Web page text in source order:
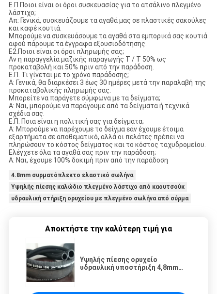
Ε.Π.Ποιοι είναι οι όροι συσκευασίας για το ατσάλινο πλεγμένο
λάστιχο;
Απ: Γενικά, συσκευάζουμε τα αγαθά μας σε πλαστικές σακούλες
και καφέ κουτιά.
Μπορούμε να συσκευάσουμε τα αγαθά στα εμπορικά σας κουτιά
αφού πάρουμε τα έγγραφα εξουσιοδότησης.
Ε2.Ποιοι είναι οι όροι πληρωμής σας;
Αν η παραγγελία μαζικής παραγωγής T / T 50% ως
προκαταβολή και 50% πριν από την παράδοση.
Ε.Π. Τι γίνεται με το χρόνο παράδοσης;
Α: Γενικά, θα διαρκέσει 3 έως 30 ημέρες μετά την παραλαβή της
προκαταβολικής πληρωμής σας.
Μπορείτε να παράγετε σύμφωνα με τα δείγματα;
Α: Ναι, μπορούμε να παράγουμε από τα δείγματα ή τεχνικά
σχέδια σας.
Ε.Π. Ποια είναι η πολιτική σας για δείγματα;
Α: Μπορούμε να παρέχουμε το δείγμα εάν έχουμε έτοιμα
εξαρτήματα σε αποθεματικό, αλλά οι πελάτες πρέπει να
πληρώσουν το κόστος δείγματος και το κόστος ταχυδρομείου.
Ελέγχετε όλα τα αγαθά σας πριν την παράδοση;
Α: Ναι, έχουμε 100% δοκιμή πριν από την παράδοση
4.8mm συρματόπλεκτο ελαστικό σωλήνα
Υψηλής πίεσης καλώδιο πλεγμένο λάστιχο από καουτσούκ
υδραυλική στήριξη ορυχείου με πλεγμένο σωλήνα από σύρμα
Αποκτήστε την καλύτερη τιμή για
Υψηλής πίεσης ορυχείο
υδραυλική υποστήριξη 4,8mm